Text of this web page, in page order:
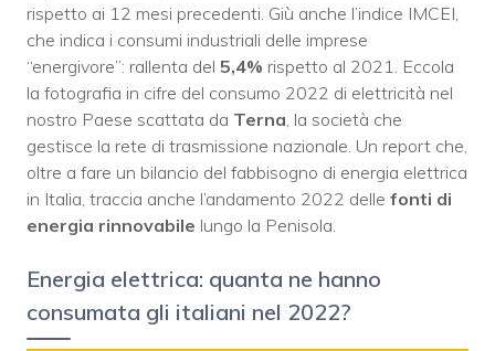
rispetto ai 12 mesi precedenti. Giù anche l’indice IMCEI,
che indica i consumi industriali delle imprese
“energivore”: rallenta del 5,4% rispetto al 2021. Eccola
la fotografia in cifre del consumo 2022 di elettricità nel
nostro Paese scattata da Terna , la società che
gestisce la rete di trasmissione nazionale. Un report che,
oltre a fare un bilancio del fabbisogno di energia elettrica
in Italia, traccia anche l’andamento 2022 delle fonti di
energia rinnovabile lungo la Penisola.
Energia elettrica: quanta ne hanno
consumata gli italiani nel 2022?